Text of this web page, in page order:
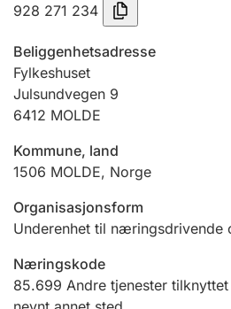
Ektepaktveileder
Offentlig sektor
Andre tema
928 271 234
Beliggenhetsadresse
Fylkeshuset
Julsundvegen 9
6412 MOLDE
Kommune, land
1506 MOLDE, Norge
Organisasjonsform
Underenhet til næringsdrivende
Næringskode
85.699 Andre tjenester